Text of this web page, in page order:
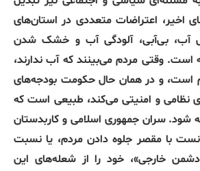
اعتراضات متعددی در استان‌های
آب، بی‌آبی، آلودگی آب و خشک شدن
است. وقتی مردم می‌بینند که آب ندارند،
است، و در همان حال حکومت بودجه‌های
نظامی و امنیتی می‌کند، طبیعی است که
شود. سران جمهوری اسلامی و کاربدستان
با مقصر جلوه دادن مردم، یا نسبت
خارجی»، خود را از شعله‌های این